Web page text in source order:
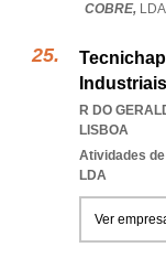
COBRE, LDA
R DO
LISBOA
Atividades
LDA
Ver